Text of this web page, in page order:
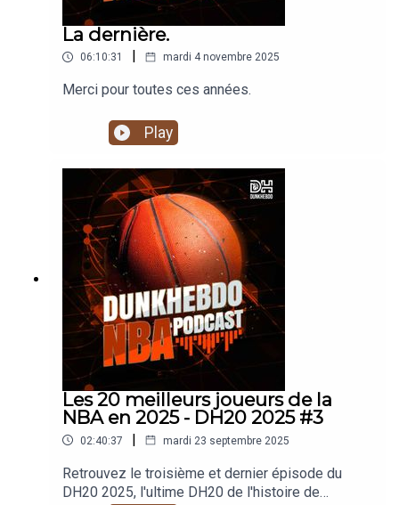
Conclusion - (1:24:13)
Habillage sonore :Peluda Production
Podcast enregistré le 07.07.2025
Pour contacter le podcast:podcast[@]dunkhebdo.fr
La dernière.
06:10:31 mardi 4 novembre 2025
Merci pour toutes ces années.
Play
Les 20 meilleurs joueurs de la
NBA en 2025 - DH20 2025 #3
02:40:37 | mardi 23 septembre 2025
Retrouvez le troisième et dernier épisode du
DH20 2025, l'ultime DH20 de l'histoire de